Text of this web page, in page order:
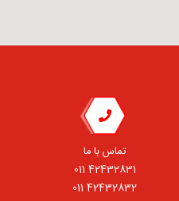
تماس با ما
42432831 011
42432832 011